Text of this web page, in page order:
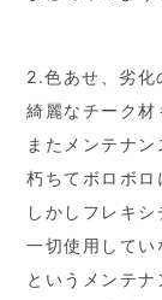
2.色あせ、劣化
綺麗なチーク材
またメンテナ
朽ちてボロボロ
しかしフレキ
一切使用してい
というメンテナ